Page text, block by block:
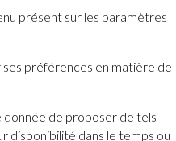
présent sur les paramètres
préférences en matière de
donnée de proposer de tels
disponibilité dans le temps ou